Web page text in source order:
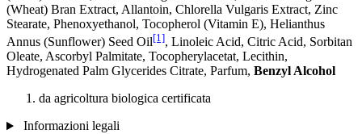
(Wheat) Bran Extract, Allantoin, Chlorella Vulgaris Extract, Zinc
Stearate, Phenoxyethanol, Tocopherol (Vitamin E), Helianthus
Annus (Sunflower) Seed Oil[1], Linoleic Acid, Citric Acid, Sorbitan
Oleate, Ascorbyl Palmitate, Tocopherylacetat, Lecithin,
Hydrogenated Palm Glycerides Citrate, Parfum, Benzyl Alcohol
da agricoltura biologica certificata
Informazioni legali